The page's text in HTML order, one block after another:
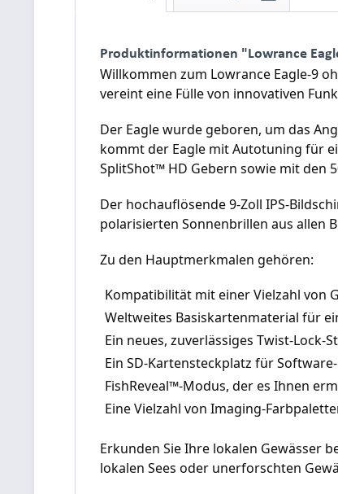
Produktinformationen "Lowrance
Willkommen zum Lowrance Eagle-9
vereint eine Fülle von innovativen
Der Eagle wurde geboren, um das
kommt der Eagle mit Autotuning für
SplitShot™ HD Gebern sowie mit den
Der hochauflösende 9-Zoll IPS-
polarisierten Sonnenbrillen aus allen
Zu den Hauptmerkmalen gehören:
Kompatibilität mit einer Vielzahl von
Weltweites Basiskartenmaterial für
Ein neues, zuverlässiges Twist-
Ein SD-Kartensteckplatz für
FishReveal™-Modus, der es Ihnen
Eine Vielzahl von Imaging-
Erkunden Sie Ihre lokalen Gewässer
lokalen Sees oder unerforschten